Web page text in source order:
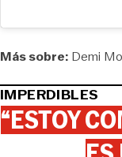
Más sobre: Demi
IMPERDIBLES
“ESTOY